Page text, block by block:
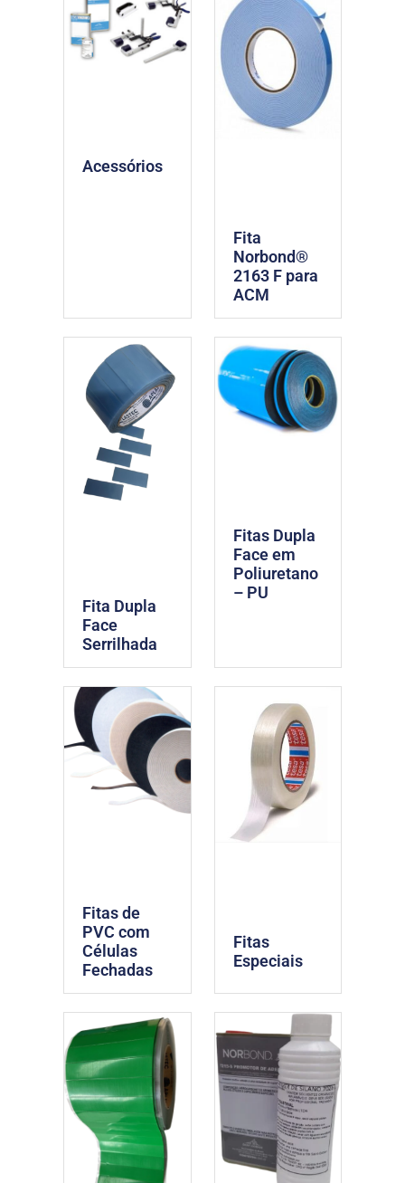
Acessórios
Fita
Norbond®
2163 F para
ACM
Fita Dupla
Face
Serrilhada
Fitas Dupla
Face em
Poliuretano
– PU
Fitas de
PVC com
Células
Fechadas
Fitas
Especiais